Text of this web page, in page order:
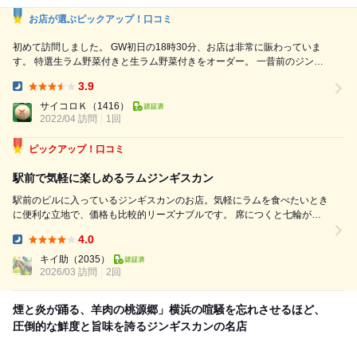
お店が選ぶピックアップ！口コミ
初めて訪問しました。 GW初日の18時30分、お店は非常に賑わっていま
す。 特選生ラム野菜付きと生ラム野菜付きをオーダー。 一昔前のジンギ
っかりタレ付けジンギスカンにはまっていましたが、たたらの生ラム素晴
らしいです。 新鮮なことがよくわかる、ジュワッと旨味を堪能できるジ
ンギスカンでした。 リーズナブルで素晴らしいで...
3.9
サイコロＫ
（1416）
2022/04 訪問
1回
ピックアップ！口コミ
駅前で気軽に楽しめるラムジンギスカン
駅前のビルに入っているジンギスカンのお店。気軽にラムを食べたいとき
に便利な立地で、価格も比較的リーズナブルです。 席につくと七輪が運
のラムセットを注文。 ●生ラムセット 950円 ●生ラム肩ロースセット
1050円...
4.0
キイ助 （2035）
2026/03 訪問
2回
煙と炎が踊る、羊肉の桃源郷」横浜の喧騒を忘れさせるほど、
圧倒的な鮮度と旨味を誇るジンギスカンの名店